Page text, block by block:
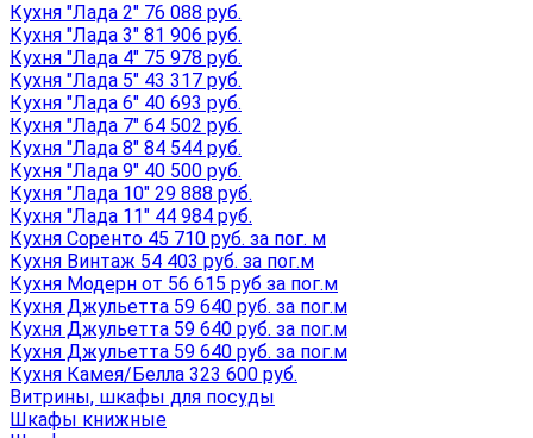
Кухня "Лада 2" 76 088 руб.
Кухня "Лада 3" 81 906 руб.
Кухня "Лада 4" 75 978 руб.
Кухня "Лада 5" 43 317 руб.
Кухня "Лада 6" 40 693 руб.
Кухня "Лада 7" 64 502 руб.
Кухня "Лада 8" 84 544 руб.
Кухня "Лада 9" 40 500 руб.
Кухня "Лада 10" 29 888 руб.
Кухня "Лада 11" 44 984 руб.
Кухня Соренто 45 710 руб. за пог. м
Кухня Винтаж 54 403 руб. за пог.м
Кухня Модерн от 56 615 руб за пог.м
Кухня Джульетта 59 640 руб. за пог.м
Кухня Джульетта 59 640 руб. за пог.м
Кухня Джульетта 59 640 руб. за пог.м
Кухня Камея/Белла 323 600 руб.
Витрины, шкафы для посуды
Шкафы книжные